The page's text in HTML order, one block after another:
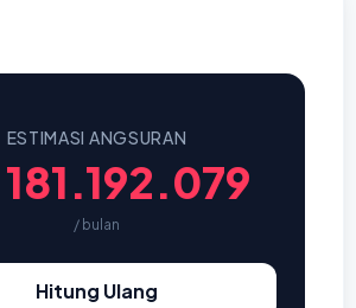
ESTIMASI ANGSURAN
181.192.079
/ bulan
Hitung Ulang